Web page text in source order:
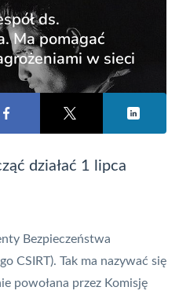
ds.
Ma pomagać
w sieci
działać 1 lipca
Bezpieczeństwa
CSIRT). Tak ma nazywać się
powołana przez Komisję